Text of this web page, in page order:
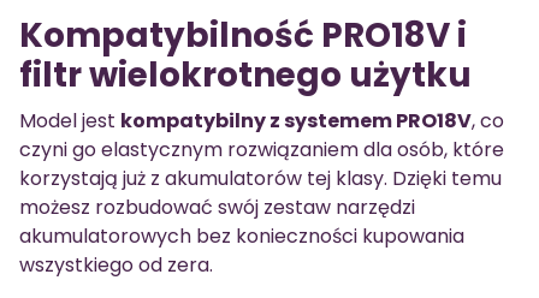
Kompatybilność PRO18V i
filtr wielokrotnego użytku
Model jest kompatybilny z systemem PRO18V, co
czyni go elastycznym rozwiązaniem dla osób, które
korzystają już z akumulatorów tej klasy. Dzięki temu
możesz rozbudować swój zestaw narzędzi
akumulatorowych bez konieczności kupowania
wszystkiego od zera.